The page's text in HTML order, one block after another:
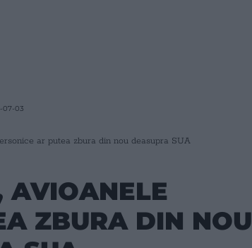
07-03
ar putea zbura din nou deasupra SUA
AVIOANELE
ZBURA DIN NOU